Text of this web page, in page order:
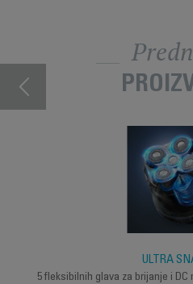
ULTRA
5 fleksibilnih glava za brijanje i DC